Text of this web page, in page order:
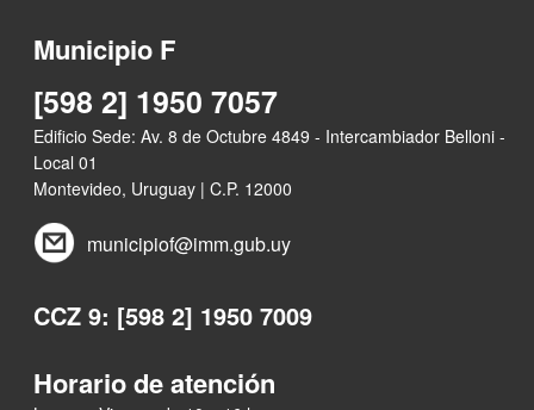
Municipio F
[598 2] 1950 7057
Edificio Sede: Av. 8 de Octubre 4849 - Intercambiador Belloni -
Local 01
Montevideo, Uruguay | C.P. 12000
municipiof@imm.gub.uy
CCZ 9: [598 2] 1950 7009
Horario de atención